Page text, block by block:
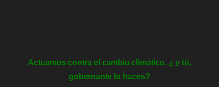
Actuamos contra el cambio climático. ¿ y tú,
gobernante lo haces?